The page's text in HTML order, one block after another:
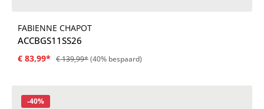
FABIENNE CHAPOT
ACCBGS11SS26
€ 83,99* € 139,99*(40% bespaard)
Korting
-40%